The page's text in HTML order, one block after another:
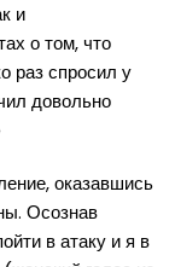
и
о том, что
раз спросил у
довольно
оказавшись
Осознав
в атаку и я в